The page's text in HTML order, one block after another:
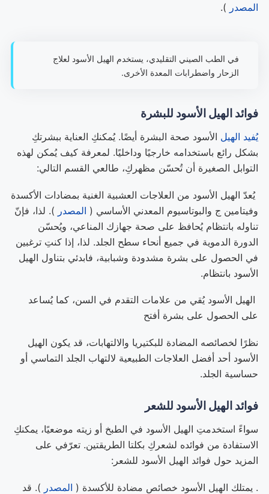
المصدر ).
في الطب الصيني التقليدي، يستخدم الهيل الأسود لعلاج
الزحار واضطرابات المعدة الأخرى.
فوائد الهيل الأسود للبشرة
يُفيد الهيل الأسود صحة البشرة أيضًا. يُمكنكِ العناية ببشرتكِ
بشكل رائع باستخدامه خارجيًا وداخليًا. لمعرفة كيف يُمكن لهذه
التوابل الصغيرة أن تُحسّن مظهركِ، طالعي القسم التالي:
يُعدّ الهيل الأسود من العلاجات العشبية الغنية بمضادات الأكسدة
وفيتامين ج والبوتاسيوم المعدني الأساسي ( المصدر ). لذا، فإنّ
تناوله بانتظام يُحافظ على صحة جهازك المناعي، ويُحسّن
الدورة الدموية في جميع أنحاء سطح الجلد. لذا، إذا كنتِ ترغبين
في الحصول على بشرة مشدودة وشبابية، فابدئي بتناول الهيل
الأسود بانتظام.
الهيل الأسود يُقي من علامات التقدم في السن، كما يُساعد
على الحصول على بشرة أفتح
نظرًا لخصائصه المضادة للبكتيريا والالتهابات، قد يكون الهيل
الأسود أحد أفضل العلاجات الطبيعية لالتهاب الجلد التماسي أو
حساسية الجلد.
فوائد الهيل الأسود للشعر
سواءً استخدمتِ الهيل الأسود في الطبخ أو زيته موضعيًا، يمكنكِ
الاستفادة من فوائده لشعركِ بكلتا الطريقتين. تعرّفي على
المزيد حول فوائد الهيل الأسود للشعر:
. يمتلك الهيل الأسود خصائص مضادة للأكسدة ( المصدر ). قد